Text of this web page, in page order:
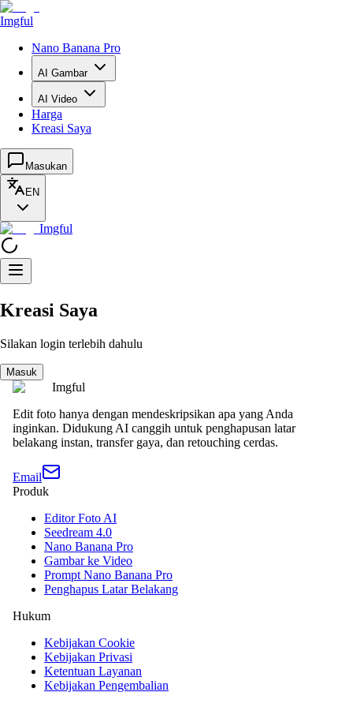
Imgful
Nano Banana Pro
AI Gambar
AI Video
Harga
Kreasi Saya
Masukan
EN
Imgful
Kreasi Saya
Silakan login terlebih dahulu
Masuk
Imgful
Edit foto hanya dengan mendeskripsikan apa yang Anda
inginkan. Didukung AI canggih untuk penghapusan latar
belakang instan, transfer gaya, dan retouching cerdas.
Email
Produk
Editor Foto AI
Seedream 4.0
Nano Banana Pro
Gambar ke Video
Prompt Nano Banana Pro
Penghapus Latar Belakang
Hukum
Kebijakan Cookie
Kebijakan Privasi
Ketentuan Layanan
Kebijakan Pengembalian